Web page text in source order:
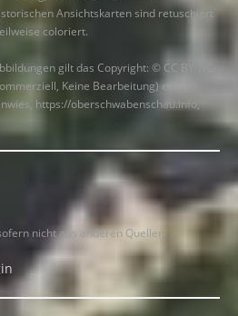
Ansichtskarten sind retuschiert
coloriert.
gilt das Copyright: © CC BY-NC-
Keine Bearbeitung) edition
https://oberschwabenschau.info,
nicht aus anderen Quellen